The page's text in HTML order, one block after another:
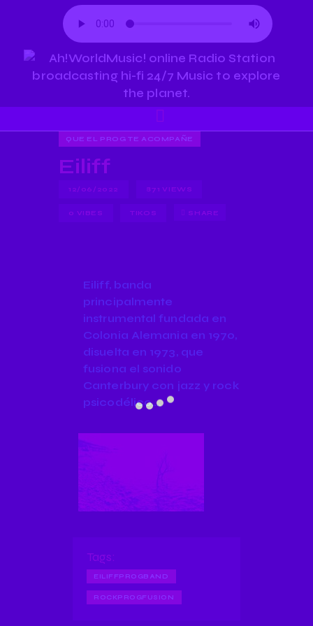
QUE EL PROG TE ACOMPAÑE
Eiliff
12/06/2022 871 VIEWS
0 VIBES TIKOS SHARE
Eiliff, banda
principalmente
instrumental fundada en
Colonia Alemania en 1970,
disuelta en 1973, que
fusiona el sonido
Canterbury con jazz y rock
psicodélico….
Tags:
EILIFFPROGBAND
ROCKPROGFUSION